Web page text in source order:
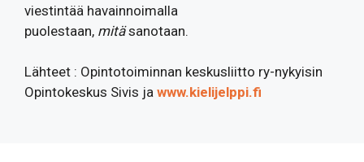
viestintää havainnoimalla
puolestaan, mitäsanotaan.
Lähteet : Opintotoiminnan keskusliitto ry-nykyisin
Opintokeskus Sivis ja www.kielijelppi.fi